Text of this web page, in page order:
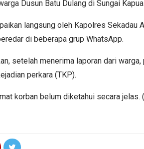
Dusun Batu Dulang di Sungai
langsung oleh Kapolres Sekadau
di beberapa grup WhatsApp.
setelah menerima laporan dari
perkara (TKP).
korban belum diketahui secara jelas.